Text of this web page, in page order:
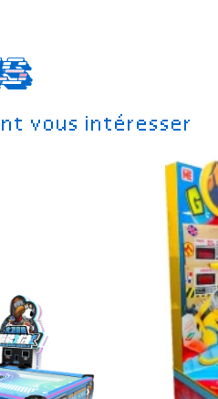
vous intéresser